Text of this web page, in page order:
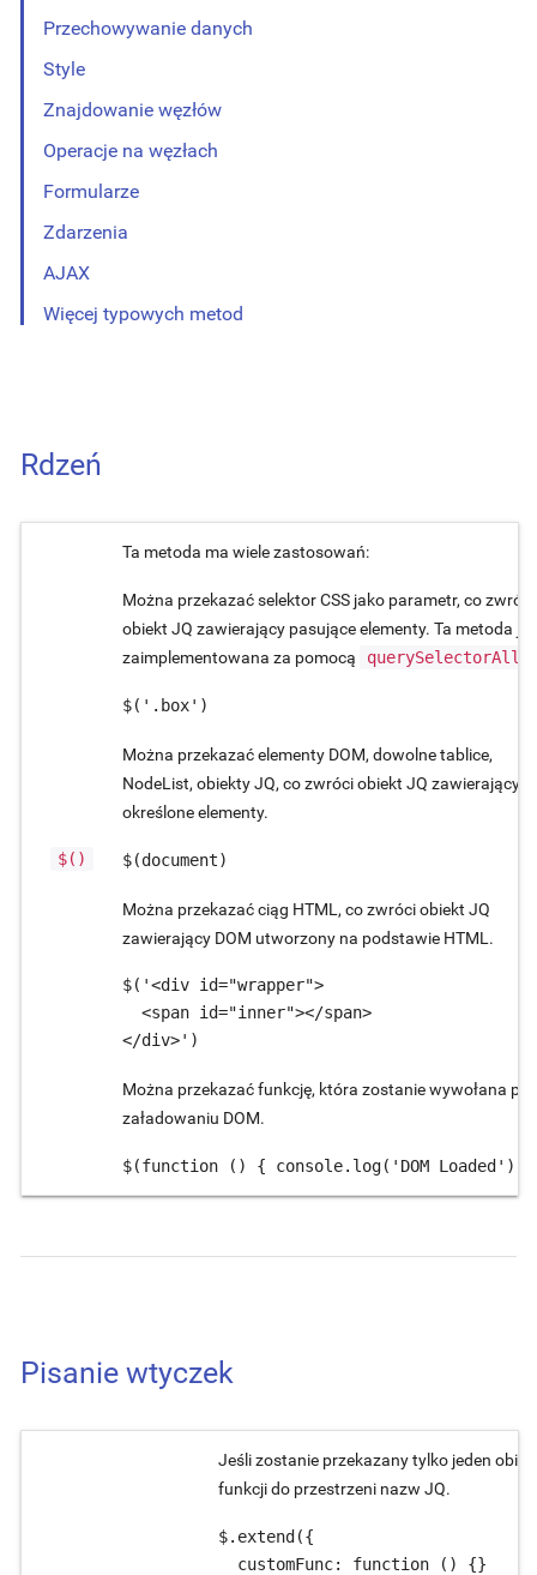
Przechowywanie danych
Style
Znajdowanie węzłów
Operacje na węzłach
Formularze
Zdarzenia
AJAX
Więcej typowych metod
Rdzeń
$()
Ta metoda ma wiele zastosowań:
Można przekazać selektor CSS jako parametr, co zwróci
obiekt JQ zawierający pasujące elementy. Ta metoda
zaimplementowana za pomocą
querySelectorAll
$('.box')
Można przekazać elementy DOM, dowolne tablice,
NodeList, obiekty JQ, co zwróci obiekt JQ zawierający
określone elementy.
$(document)
Można przekazać ciąg HTML, co zwróci obiekt JQ
zawierający DOM utworzony na podstawie HTML.
$('<div id="wrapper">
  <span id="inner"></span>
</div>')
Można przekazać funkcję, która zostanie wywołana po
załadowaniu DOM.
$(function () { console.log('DOM Loaded')
Pisanie wtyczek
Jeśli zostanie przekazany tylko jeden
funkcji do przestrzeni nazw JQ.
$.extend({
  customFunc: function () {}